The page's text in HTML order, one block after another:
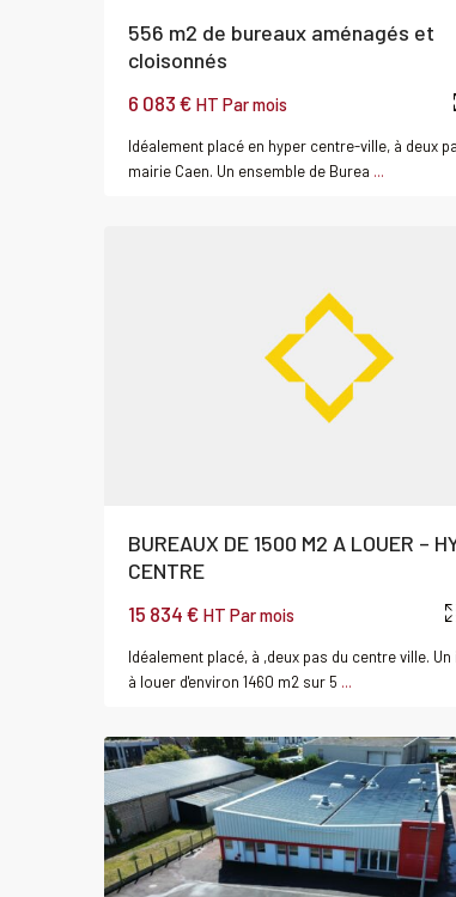
556 m2 de bureaux aménagés et
cloisonnés
6 083 € HT Par mois
Idéalement placé en hyper centre-ville, à deux
mairie Caen. Un ensemble de Burea ...
BUREAUX DE 1500 M2 A LOUER –
CENTRE
15 834 € HT Par mois
Idéalement placé, à ,deux pas du centre ville.
à louer d'environ 1460 m2 sur 5 ...
Louer